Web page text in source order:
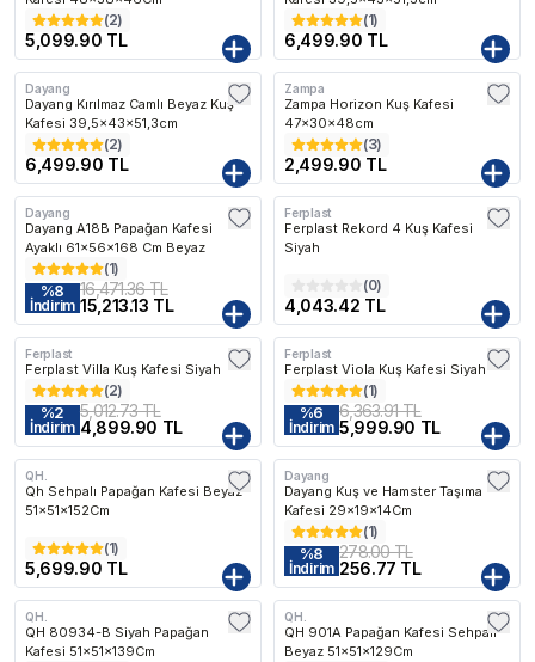
(2)
5,099.90 TL
(1)
6,499.90 TL
Kargo Bedava
Dayang
Dayang Kırılmaz Camlı Beyaz Kuş
Kafesi 39,5x43x51,3cm
(2)
6,499.90 TL
Kargo Bedava
Zampa
Zampa Horizon Kuş Kafesi
47x30x48cm
(3)
2,499.90 TL
Kargo Bedava
Dayang
Dayang A18B Papağan Kafesi
Ayaklı 61x56x168 Cm Beyaz
(1)
%8
İndirim
16,471.36 TL
15,213.13 TL
Kargo Bedava
Ferplast
Ferplast Rekord 4 Kuş Kafesi
Siyah
(0)
4,043.42 TL
Kargo Bedava
Ferplast
Ferplast Villa Kuş Kafesi Siyah
(2)
%2
İndirim
5,012.73 TL
4,899.90 TL
Kargo Bedava
Ferplast
Ferplast Viola Kuş Kafesi Siyah
(1)
%6
İndirim
6,363.91 TL
5,999.90 TL
Kargo Bedava
QH.
Qh Sehpalı Papağan Kafesi Beyaz
51x51x152Cm
(1)
5,699.90 TL
Dayang
Dayang Kuş ve Hamster Taşıma
Kafesi 29x19x14Cm
(1)
%8
İndirim
278.00 TL
256.77 TL
Kargo Bedava
QH.
QH 80934-B Siyah Papağan
Kafesi 51x51x139Cm
Kargo Bedava
QH.
QH 901A Papağan Kafesi Sehpalı
Beyaz 51x51x129Cm